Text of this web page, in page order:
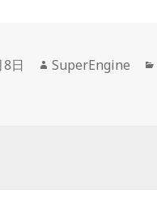
日
作
SuperEngine